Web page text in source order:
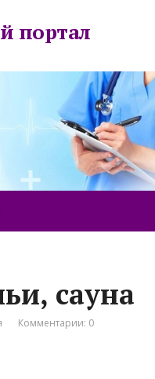
портал
сауна
Комментарии: 0